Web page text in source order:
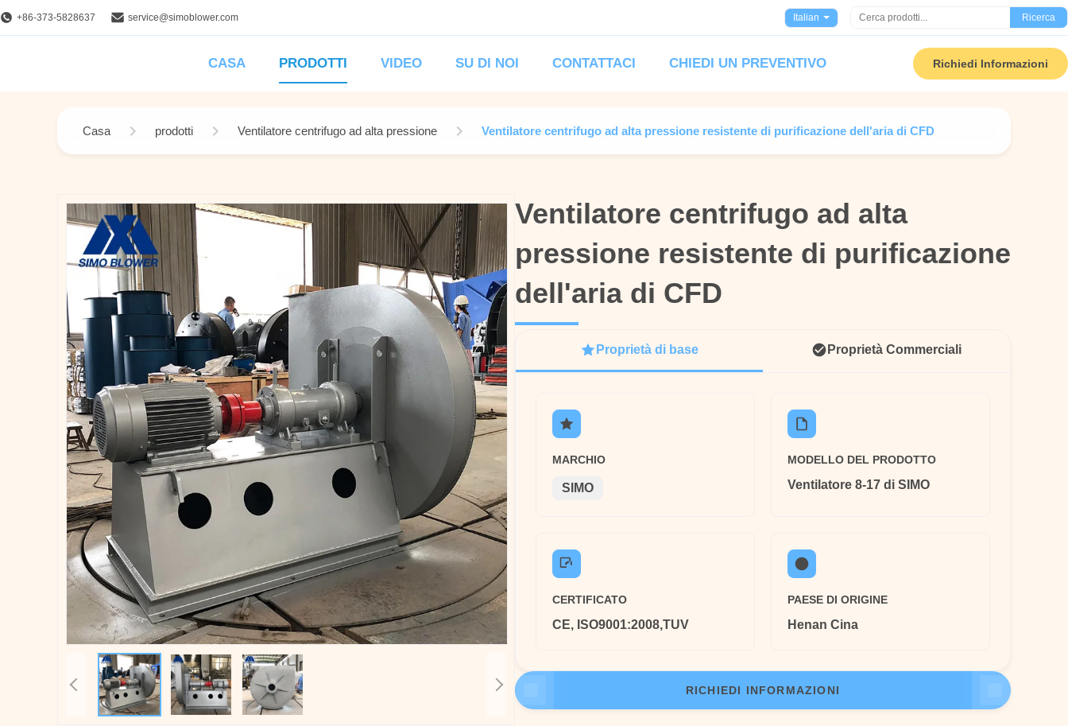
+86-373-5828637 service@simoblower.com Italian Ricerca
CASA PRODOTTI VIDEO SU DI NOI CONTATTACI CHIEDI UN PREVENTIVO Richiedi Informazioni
Casa prodotti Ventilatore centrifugo ad alta pressione Ventilatore centrifugo ad alta pressione resistente di purificazione dell'aria di CFD
Ventilatore centrifugo ad alta
pressione resistente di purificazione
dell'aria di CFD
Ventilatore centrifugo ad alta
pressione resistente di purificazione
dell'aria di CFD
Proprietà di base Proprietà Commerciali
MARCHIO
SIMO
MODELLO DEL PRODOTTO
Ventilatore 8-17 di SIMO
CERTIFICATO
CE, ISO9001:2008,TUV
PAESE DI ORIGINE
Henan Cina
RICHIEDI INFORMAZIONI